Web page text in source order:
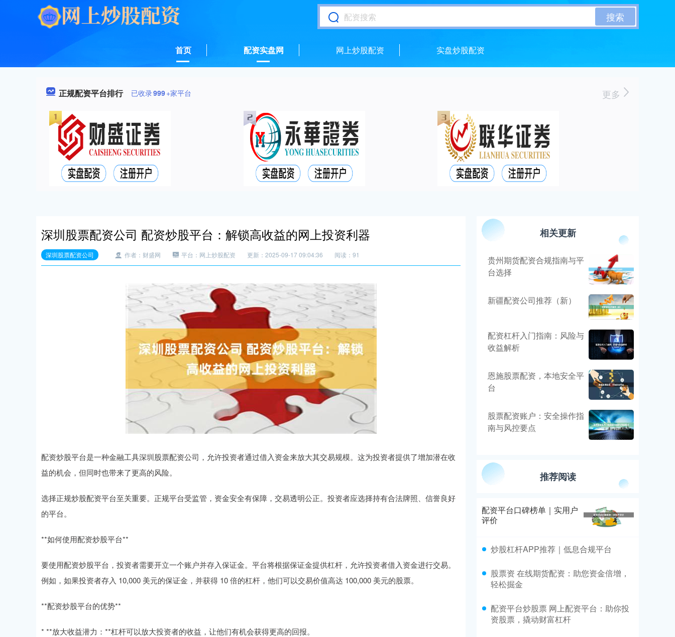
搜索
首页 配资实盘网 网上炒股配资 实盘炒股配资
正规配资平台排行 已收录999+家平台 更多
深圳股票配资公司 配资炒股平台：解锁高收益的网上投资利器
深圳股票配资公司 作者：财盛网 平台：网上炒股配资 更新：2025-09-17 09:04:36 阅读：91
配资炒股平台是一种金融工具深圳股票配资公司，允许投资者通过借入资金来放大其交易规模。这为投资者提供了增加潜在收
益的机会，但同时也带来了更高的风险。
选择正规炒股配资平台至关重要。正规平台受监管，资金安全有保障，交易透明公正。投资者应选择持有合法牌照、信誉良好
的平台。
**如何使用配资炒股平台**
要使用配资炒股平台，投资者需要开立一个账户并存入保证金。平台将根据保证金提供杠杆，允许投资者借入资金进行交易。
例如，如果投资者存入 10,000 美元的保证金，并获得 10 倍的杠杆，他们可以交易价值高达 100,000 美元的股票。
**配资炒股平台的优势**
* **放大收益潜力：**杠杆可以放大投资者的收益，让他们有机会获得更高的回报。
相关更新
贵州期货配资合规指南与平
台选择
新疆配资公司推荐（新）
配资杠杆入门指南：风险与
收益解析
恩施股票配资，本地安全平
台
股票配资账户：安全操作指
南与风控要点
推荐阅读
配资平台口碑榜单｜实用户
评价
炒股杠杆APP推荐｜低息合规平台
股票资 在线期货配资：助您资金倍增，
轻松掘金
配资平台炒股票 网上配资平台：助你投
资股票，撬动财富杠杆